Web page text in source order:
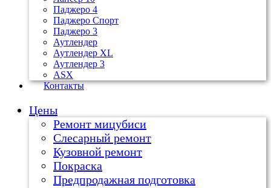
Паджеро 4
Паджеро Спорт
Паджеро 3
Аутлендер
Аутлендер ХL
Аутлендер 3
ASX
Контакты
Цены
Ремонт мицубиси
Слесарный ремонт
Кузовной ремонт
Покраска
Предпродажная подготовка